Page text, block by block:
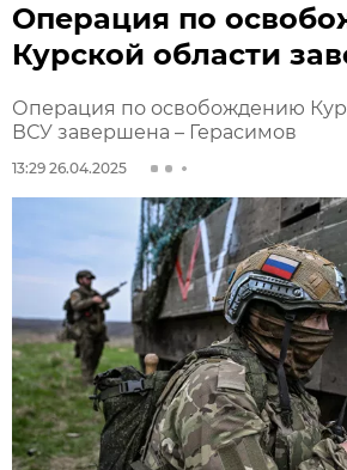
Операция по
Курской области
Операция по освобождению
ВСУ завершена – Герасимов
13:29 26.04.2025